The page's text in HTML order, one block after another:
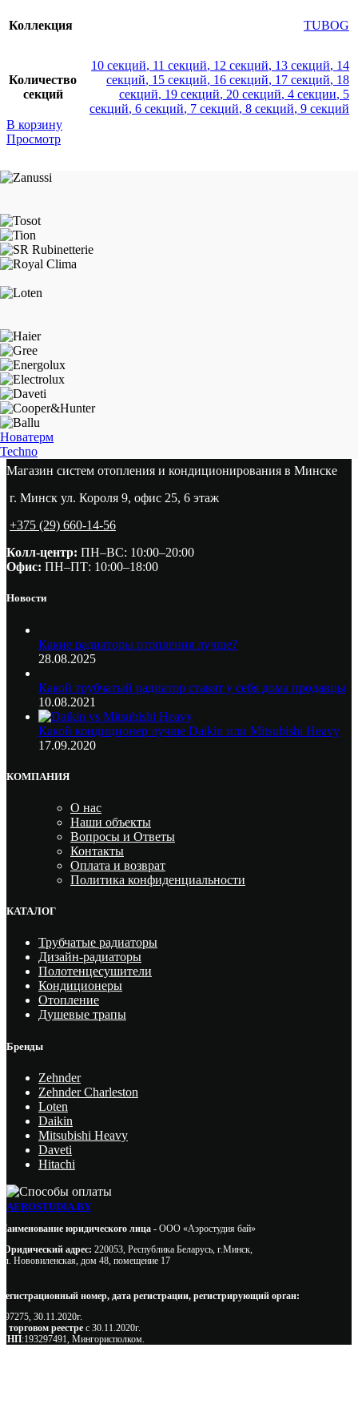
Коллекция TUBOG
Количество
секций
10 секций, 11 секций, 12 секций, 13 секций, 14
секций, 15 секций, 16 секций, 17 секций, 18
секций, 19 секций, 20 секций, 4 секции, 5
секций, 6 секций, 7 секций, 8 секций, 9 секций
В корзину
Просмотр
Новатерм
Techno
Магазин систем отопления и кондиционирования в Минске
г. Минск ул. Короля 9, офис 25, 6 этаж
+375 (29) 660-14-56
Колл-центр: ПН–ВС: 10:00–20:00​
Офис: ПН–ПТ: 10:00–18:00
Новости
Какие радиаторы отопления лучше?
28.08.2025
Какой трубчатый радиатор ставят у себя дома продавцы
10.08.2021
Какой кондиционер лучше Daikin или Mitsubishi Heavy
17.09.2020
КОМПАНИЯ
О нас
Наши объекты
Вопросы и Ответы
Контакты
Оплата и возврат
Политика конфиденциальности
КАТАЛОГ
Трубчатые радиаторы
Дизайн-радиаторы
Полотенцесушители
Кондиционеры
Отопление
Душевые трапы
Бренды
Zehnder
Zehnder Charleston
Loten
Daikin
Mitsubishi Heavy
Daveti
Hitachi
AEROSTUDIA.BY
Наименование юридического лица - ООО «Аэростудия бай»
Юридический адрес: 220053, Республика Беларусь, г.Минск,
ул. Нововиленская, дом 48, помещение 17
Регистрационный номер, дата регистрации, регистрирующий орган:
497275, 30.11.2020г.
В торговом реестре с 30.11.2020г.
УНП:193297491, Мингорисполком.